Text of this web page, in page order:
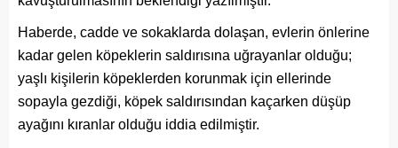
Haberde, cadde ve sokaklarda dolaşan, evlerin önlerine
kadar gelen köpeklerin saldırısına uğrayanlar olduğu;
yaşlı kişilerin köpeklerden korunmak için ellerinde
sopayla gezdiği, köpek saldırısından kaçarken düşüp
ayağını kıranlar olduğu iddia edilmiştir.